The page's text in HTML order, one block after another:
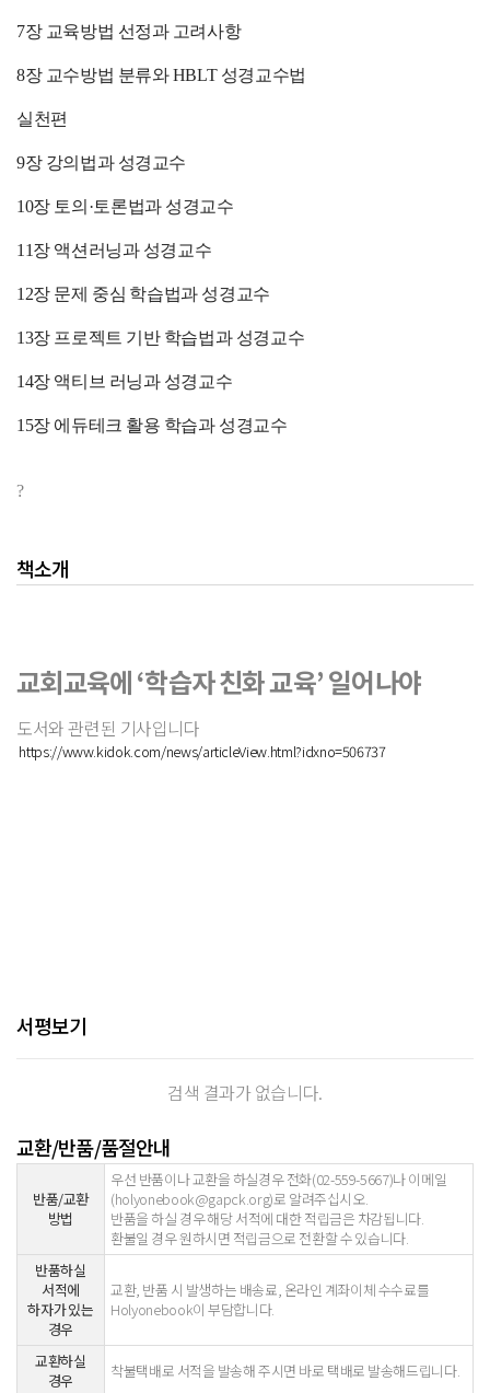
7장 교육방법 선정과 고려사항
8장 교수방법 분류와 HBLT 성경교수법
실천편
9장 강의법과 성경교수
10장 토의·토론법과 성경교수
11장 액션러닝과 성경교수
12장 문제 중심 학습법과 성경교수
13장 프로젝트 기반 학습법과 성경교수
14장 액티브 러닝과 성경교수
15장 에듀테크 활용 학습과 성경교수
?
책소개
교회교육에 ‘학습자 친화 교육’ 일어나야
도서와 관련된 기사입니다
https://www.kidok.com/news/articleView.html?idxno=506737
서평보기
검색 결과가 없습니다.
교환/반품/품절안내
반품/교환
방법
우선 반품이나 교환을 하실경우 전화(02-559-5667)나 이메일
(holyonebook@gapck.org)로 알려주십시오.
반품을 하실 경우 해당 서적에 대한 적립금은 차감됩니다.
환불일 경우 원하시면 적립금으로 전환할 수 있습니다.
반품하실
서적에
하자가 있는
경우
교환, 반품 시 발생하는 배송료, 온라인 계좌이체 수수료를
Holyonebook이 부담합니다.
교환하실
경우
착불택배로 서적을 발송해 주시면 바로 택배로 발송해드립니다.